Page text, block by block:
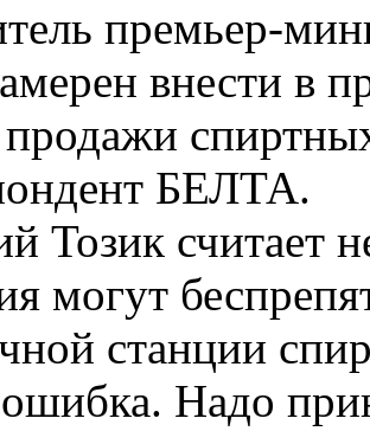
премьер-
внести в
продажи
БЕЛТА.
Тозик считает
могут
станции
Надо